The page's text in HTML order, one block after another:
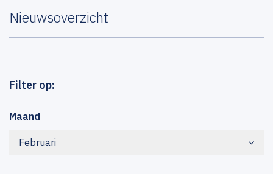
Nieuwsoverzicht
Filter op:
Maand
Februari